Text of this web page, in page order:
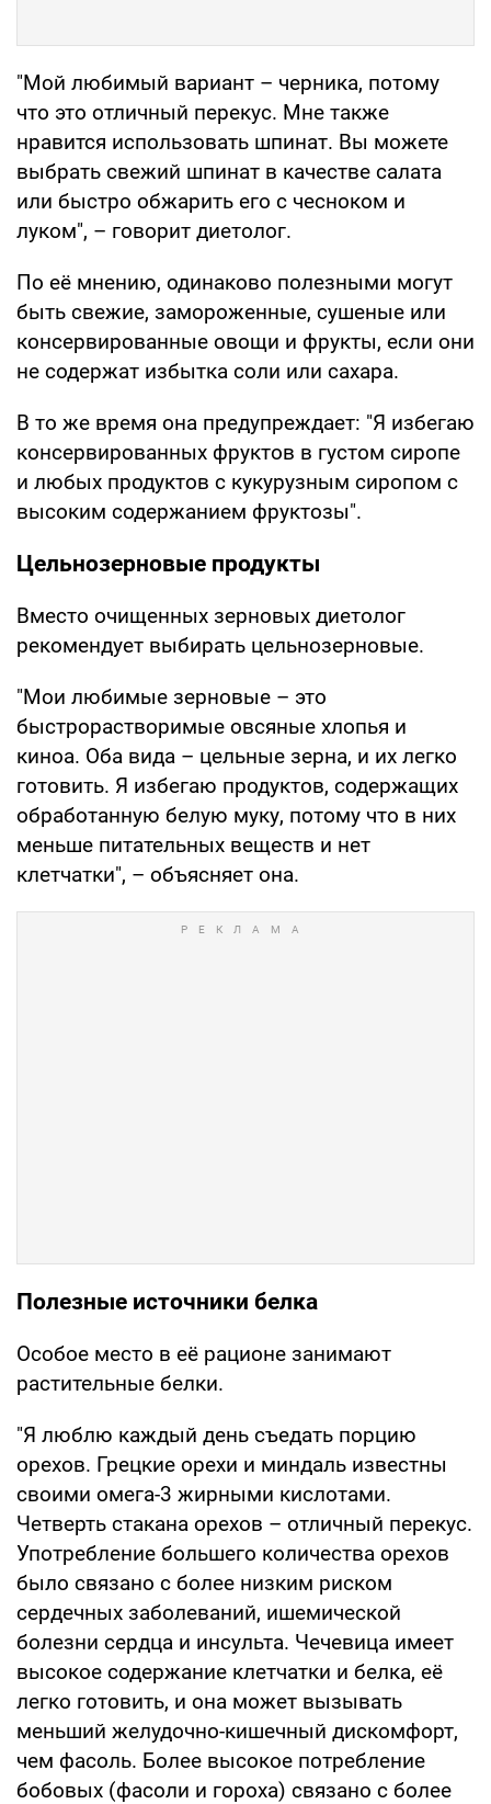
"Мой любимый вариант – черника, потому
что это отличный перекус. Мне также
нравится использовать шпинат. Вы можете
выбрать свежий шпинат в качестве салата
или быстро обжарить его с чесноком и
луком", – говорит диетолог.
По её мнению, одинаково полезными могут
быть свежие, замороженные, сушеные или
консервированные овощи и фрукты, если они
не содержат избытка соли или сахара.
В то же время она предупреждает: "Я избегаю
консервированных фруктов в густом сиропе
и любых продуктов с кукурузным сиропом с
высоким содержанием фруктозы".
Цельнозерновые продукты
Вместо очищенных зерновых диетолог
рекомендует выбирать цельнозерновые.
"Мои любимые зерновые – это
быстрорастворимые овсяные хлопья и
киноа. Оба вида – цельные зерна, и их легко
готовить. Я избегаю продуктов, содержащих
обработанную белую муку, потому что в них
меньше питательных веществ и нет
клетчатки", – объясняет она.
Полезные источники белка
Особое место в её рационе занимают
растительные белки.
"Я люблю каждый день съедать порцию
орехов. Грецкие орехи и миндаль известны
своими омега-3 жирными кислотами.
Четверть стакана орехов – отличный перекус.
Употребление большего количества орехов
было связано с более низким риском
сердечных заболеваний, ишемической
болезни сердца и инсульта. Чечевица имеет
высокое содержание клетчатки и белка, её
легко готовить, и она может вызывать
меньший желудочно-кишечный дискомфорт,
чем фасоль. Более высокое потребление
бобовых (фасоли и гороха) связано с более